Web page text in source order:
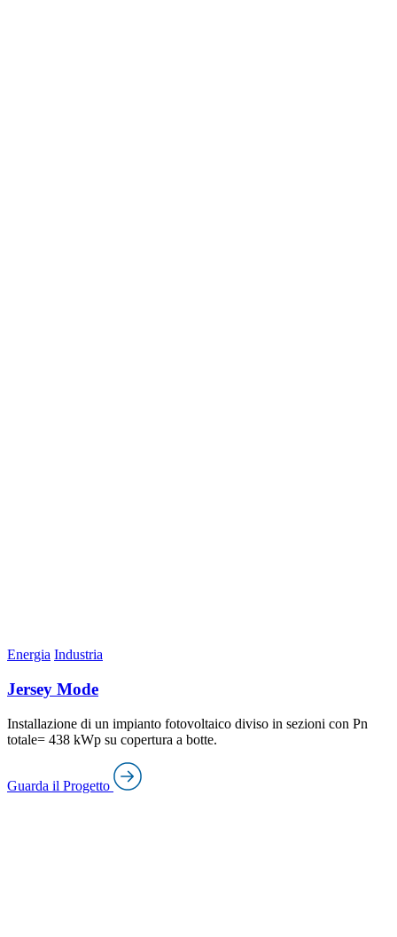
Energia Industria
Jersey Mode
Installazione di un impianto fotovoltaico diviso in sezioni con Pn
totale= 438 kWp su copertura a botte.
Guarda il Progetto